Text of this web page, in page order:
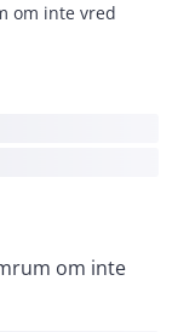
om inte vred
om inte